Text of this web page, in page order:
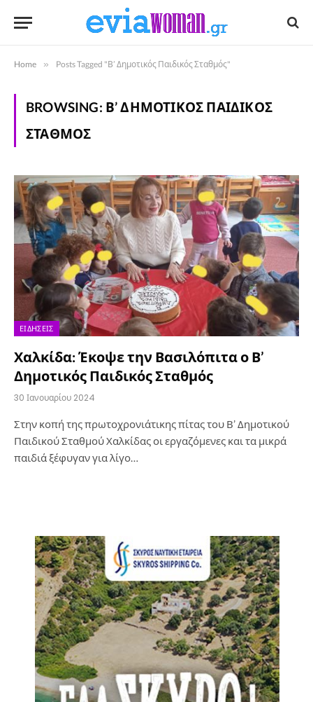
Home » Posts Tagged "Β’ Δημοτικός Παιδικός Σταθμός"
BROWSING: Β’ ΔΗΜΟΤΙΚΌΣ ΠΑΙΔΙΚΌΣ
ΣΤΑΘΜΌΣ
ΕΙΔΉΣΕΙΣ
Χαλκίδα: Έκοψε την Βασιλόπιτα ο Β’
Δημοτικός Παιδικός Σταθμός
30 Ιανουαρίου 2024
Στην κοπή της πρωτοχρονιάτικης πίτας του Β’ Δημοτικού
Παιδικού Σταθμού Χαλκίδας οι εργαζόμενες και τα μικρά
παιδιά ξέφυγαν για λίγο…